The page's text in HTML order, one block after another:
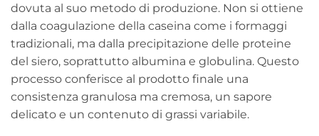
dovuta al suo metodo di produzione. Non si ottiene
dalla coagulazione della caseina come i formaggi
tradizionali, ma dalla precipitazione delle proteine
del siero, soprattutto albumina e globulina. Questo
processo conferisce al prodotto finale una
consistenza granulosa ma cremosa, un sapore
delicato e un contenuto di grassi variabile.